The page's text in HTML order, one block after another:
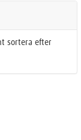
sortera efter